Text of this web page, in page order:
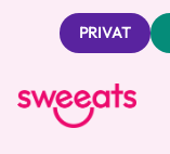
PRIVAT